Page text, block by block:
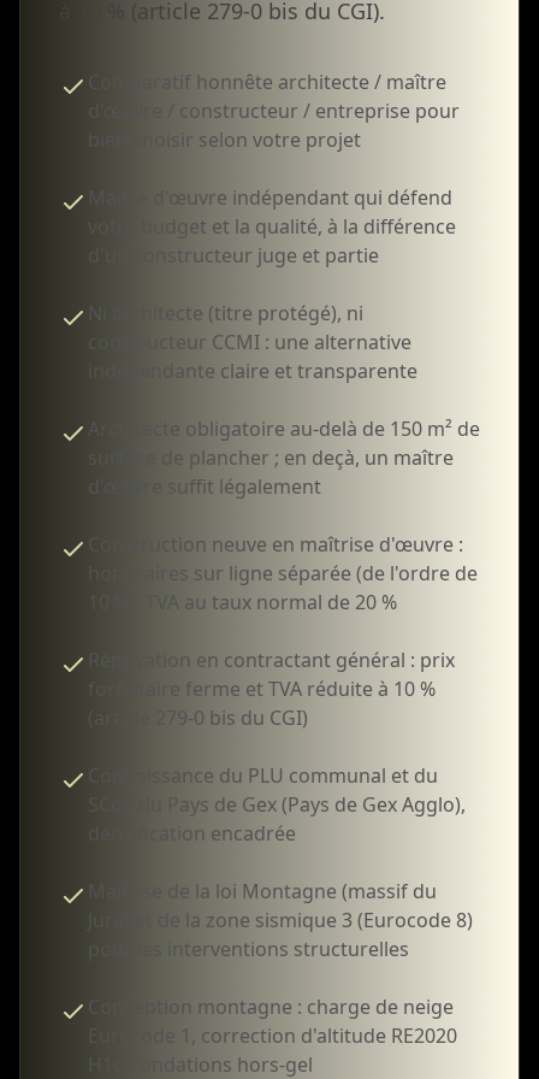
à 10 % (article 279-0 bis du CGI).
Comparatif honnête architecte / maître
d'œuvre / constructeur / entreprise pour
bien choisir selon votre projet
Maître d'œuvre indépendant qui défend
votre budget et la qualité, à la différence
d'un constructeur juge et partie
Ni architecte (titre protégé), ni
constructeur CCMI : une alternative
indépendante claire et transparente
Architecte obligatoire au-delà de 150 m² de
surface de plancher ; en deçà, un maître
d'œuvre suffit légalement
Construction neuve en maîtrise d'œuvre :
honoraires sur ligne séparée (de l'ordre de
10 %), TVA au taux normal de 20 %
Rénovation en contractant général : prix
forfaitaire ferme et TVA réduite à 10 %
(article 279-0 bis du CGI)
Connaissance du PLU communal et du
SCoT du Pays de Gex (Pays de Gex Agglo),
densification encadrée
Maîtrise de la loi Montagne (massif du
Jura) et de la zone sismique 3 (Eurocode 8)
pour les interventions structurelles
Conception montagne : charge de neige
Eurocode 1, correction d'altitude RE2020
H1c, fondations hors-gel